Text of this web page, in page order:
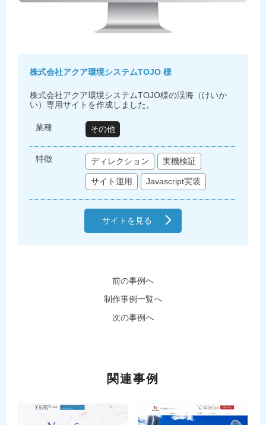
株式会社アクア環境システムTOJO 様
株式会社アクア環境システムTOJO様の渓海（けいか
い）専用サイトを作成しました。
業種 その他
特徴 ディレクション 実機検証
サイト運用 Javascript実装
サイトを見る
前の事例へ
制作事例一覧へ
次の事例へ
関連事例